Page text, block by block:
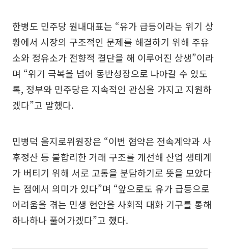
한병도 민주당 원내대표는 “유가 급등이라는 위기 상
황에서 시장의 구조적인 문제를 해결하기 위해 주유
소와 정유소가 전향적 결단을 해 이루어진 상생”이라
며 “위기 극복을 넘어 동반성장으로 나아갈 수 있도
록, 정부와 민주당은 지속적인 관심을 가지고 지원하
겠다”고 말했다.
민병덕 을지로위원장은 “이번 협약은 전속계약과 사
후정산 등 불합리한 거래 구조를 개선해 산업 생태계
가 버티기 위해 서로 고통을 분담하기로 뜻을 모았다
는 점에서 의미가 있다”며 “앞으로도 유가 급등으로
어려움을 겪는 민생 현안을 사회적 대화 기구를 통해
하나하나 풀어가겠다”고 했다.